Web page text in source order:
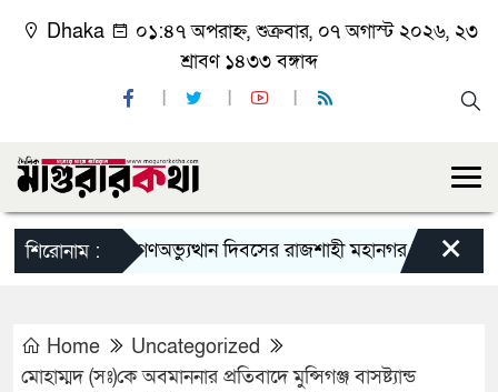
Dhaka
০১:৪৭ অপরাহ্ন, শুক্রবার, ০৭ অগাস্ট ২০২৬, ২৩
শ্রাবণ ১৪৩৩ বঙ্গাব্দ
শিরোনাম :
জুলাই গণঅভ্যুত্থান দিবসের রাজশাহী মহানগর বিএনপির×
Home
Uncategorized
মোহাম্মদ (সঃ)কে অবমাননার প্রতিবাদে মুন্সিগঞ্জ বাসষ্ট্যান্ড